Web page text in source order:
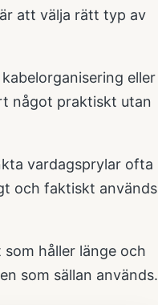
att välja rätt typ av
eller
något praktiskt utan
vardagsprylar ofta
och faktiskt används
håller länge och
som sällan används.